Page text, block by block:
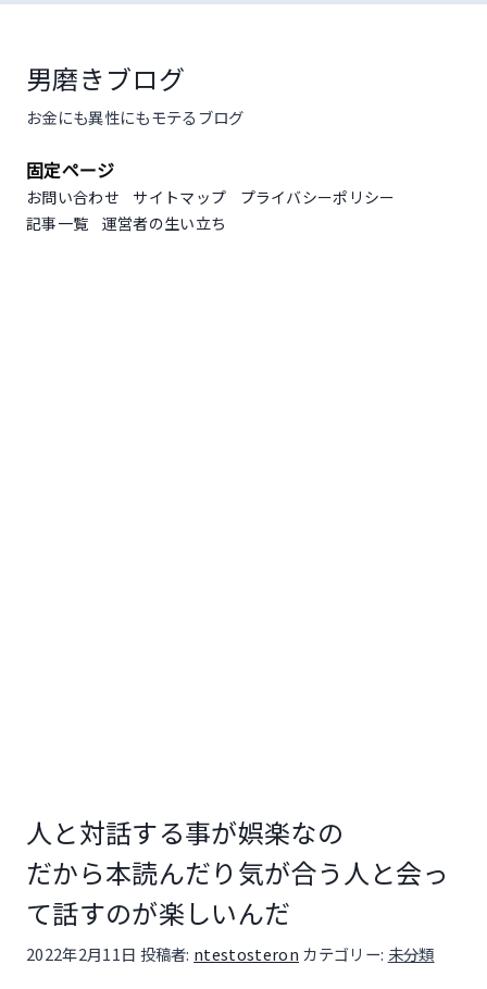
男磨きブログ
お金にも異性にもモテるブログ
固定ページ
お問い合わせ サイトマップ
プライバシーポリシー
記事一覧
運営者の生い立ち
人と対話する事が娯楽なの
だから本読んだり気が合う人と会っ
て話すのが楽しいんだ
投稿日:
2022年2月11日 投稿者: ntestosteron カテゴリー: 未分類